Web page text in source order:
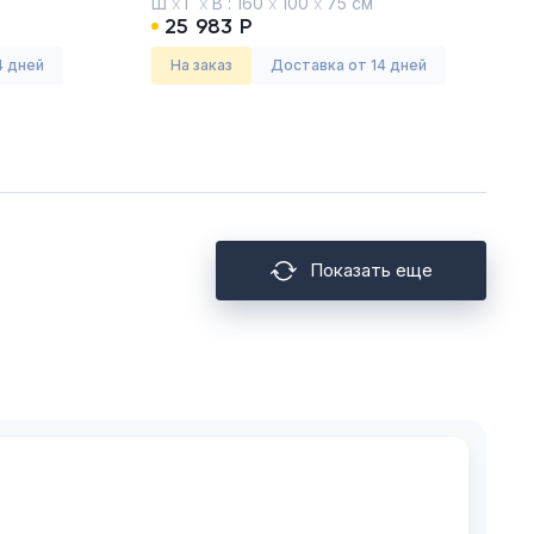
дней
Дуб Шамони
25 983 Р
На заказ Доставка от 14 дней
Показать еще